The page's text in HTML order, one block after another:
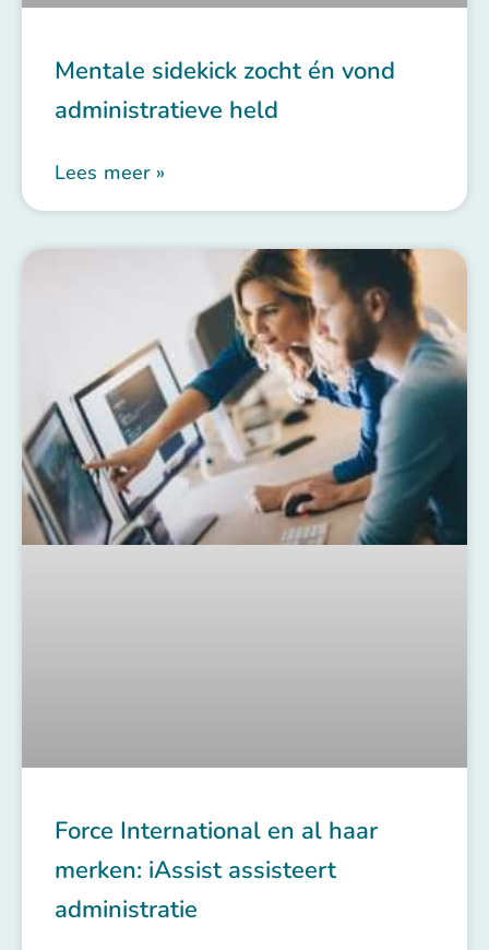
Mentale sidekick zocht én vond
administratieve held
Lees meer »
Force International en al haar
merken: iAssist assisteert
administratie